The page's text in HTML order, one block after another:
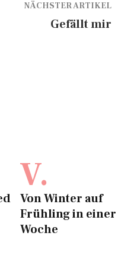
NÄCHSTER ARTIKEL
Gefällt mir
V.
Von Winter auf
Frühling in einer
Woche